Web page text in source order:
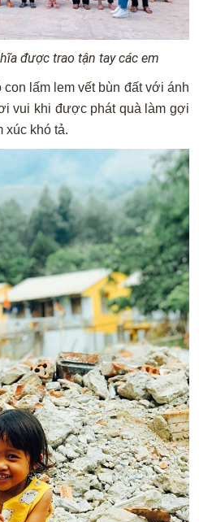
được trao tận tay các em
lấm lem vết bùn đất với ánh
vui khi được phát quà làm gợi
xúc khó tả.